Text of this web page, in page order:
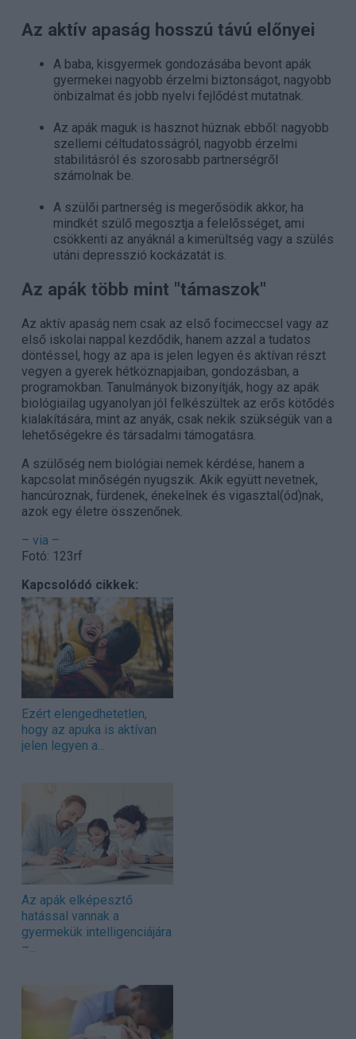
Az aktív apaság hosszú távú előnyei
A baba, kisgyermek gondozásába bevont apák
gyermekei nagyobb érzelmi biztonságot, nagyobb
önbizalmat és jobb nyelvi fejlődést mutatnak.
Az apák maguk is hasznot húznak ebből: nagyobb
szellemi céltudatosságról, nagyobb érzelmi
stabilitásról és szorosabb partnerségről
számolnak be.
A szülői partnerség is megerősödik akkor, ha
mindkét szülő megosztja a felelősséget, ami
csökkenti az anyáknál a kimerültség vagy a szülés
utáni depresszió kockázatát is.
Az apák több mint "támaszok"
Az aktív apaság nem csak az első focimeccsel vagy az
első iskolai nappal kezdődik, hanem azzal a tudatos
döntéssel, hogy az apa is jelen legyen és aktívan részt
vegyen a gyerek hétköznapjaiban, gondozásban, a
programokban. Tanulmányok bizonyítják, hogy az apák
biológiailag ugyanolyan jól felkészültek az erős kötődés
kialakítására, mint az anyák, csak nekik szükségük van a
lehetőségekre és társadalmi támogatásra.
A szülőség nem biológiai nemek kérdése, hanem a
kapcsolat minőségén nyugszik. Akik együtt nevetnek,
hancúroznak, fürdenek, énekelnek és vigasztal(ód)nak,
azok egy életre összenőnek.
– via –
Fotó: 123rf
Kapcsolódó cikkek:
Ezért elengedhetetlen,
hogy az apuka is aktívan
jelen legyen a...
Az apák elképesztő
hatással vannak a
gyermekük intelligenciájára
–...